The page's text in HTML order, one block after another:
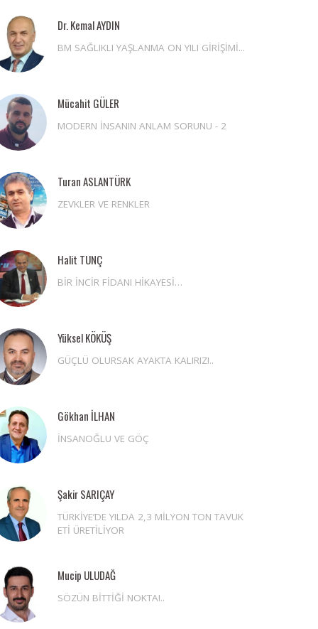
Dr. Kemal AYDIN
BM SAĞLIKLI YAŞLANMA ON YILI GİRİŞİMİ...
Mücahit GÜLER
MODERN İNSANIN ANLAM SORUNU - 2
Turan ASLANTÜRK
ZEVKLER VE RENKLER
Halit TUNÇ
BİR İNCİR FİDANI HİKAYESİ…
Yüksel KÖKÜŞ
GÜÇLÜ OLURSAK AYAKTA KALIRIZ!..
Gökhan İLHAN
İNSANOĞLU VE GÖÇ
Şakir SARIÇAY
TÜRKİYE’DE YILDA 2,3 MİLYON TON TAVUK
ETİ ÜRETİLİYOR
Mucip ULUDAĞ
SÖZÜN BİTTİĞİ NOKTA!..